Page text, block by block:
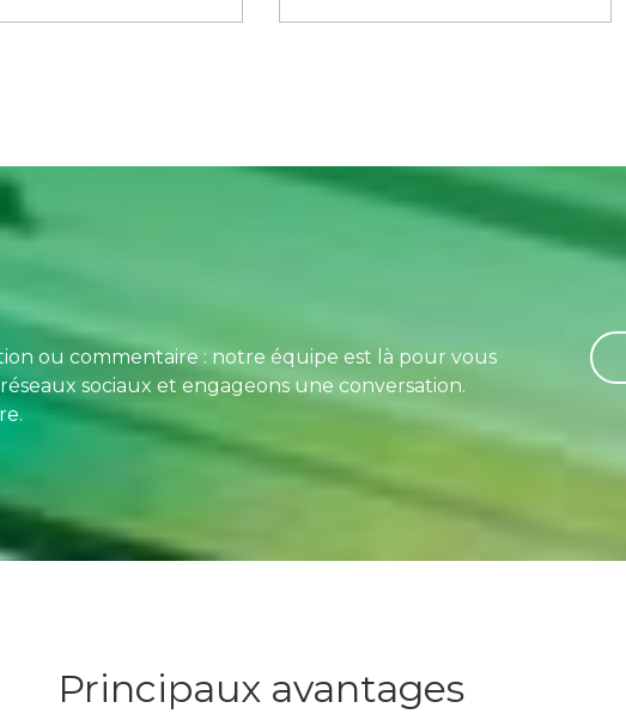
ou commentaire : notre équipe est là pour vous
sociaux et engageons une conversation.
Principaux avantages